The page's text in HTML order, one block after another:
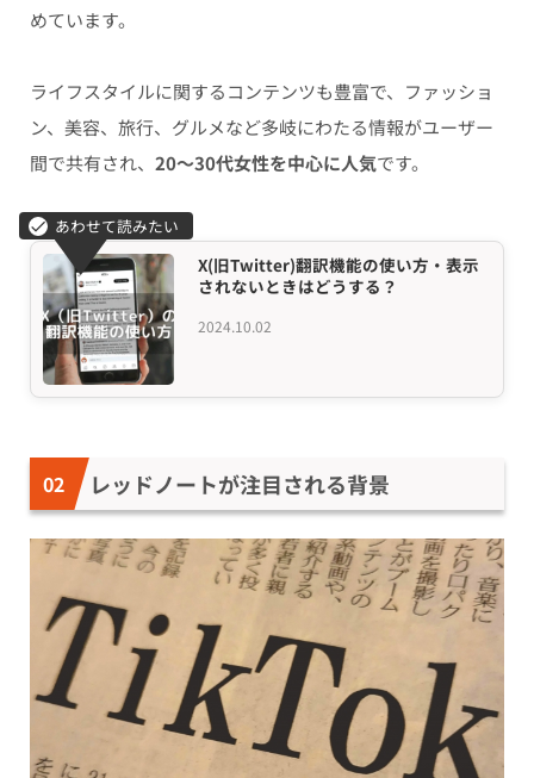
めています。
ライフスタイルに関するコンテンツも豊富で、ファッショ
ン、美容、旅行、グルメなど多岐にわたる情報がユーザー
間で共有され、 20〜30代女性を中心に人気です。
2024.10.02
X(旧Twitter)翻訳機能の使い方・表示
されないときはどうする？
レッドノートが注目される背景